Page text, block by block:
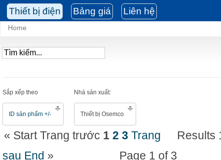
Thiết bị điện Bảng giá Liên hệ
Home
Sắp xếp theo
ID sản phẩm +/-
Nhà sản xuất:
Thiết bị Osemco
Results
« Start Trang trước 1 2 3 Trang
sau End » Page 1 of 3